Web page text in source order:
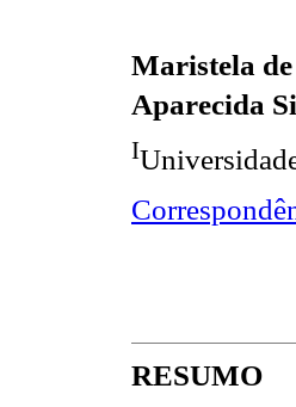
Maristela
Aparecida
I
RESUMO